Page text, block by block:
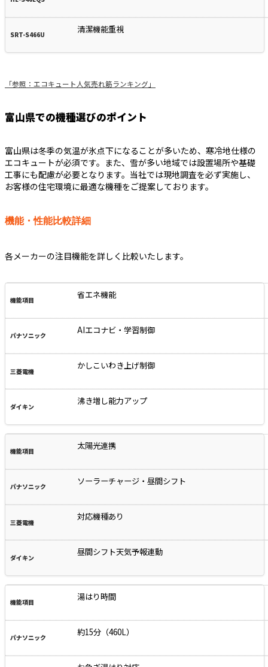
清潔機能重視
「参照：エコキュート人気売れ筋ランキング」
富山県での機種選びのポイント
富山県は冬季の気温が氷点下になることが多いため、寒冷地仕様の
エコキュートが必須です。また、雪が多い地域では設置場所や基礎
工事にも配慮が必要となります。当社では現地調査を必ず実施し、
お客様の住宅環境に最適な機種をご提案しております。
機能・性能比較詳細
各メーカーの注目機能を詳しく比較いたします。
省エネ機能
AIエコナビ・学習制御
かしこいわき上げ制御
沸き増し能力アップ
太陽光連携
ソーラーチャージ・昼間シフト
対応機種あり
昼間シフト天気予報連動
湯はり時間
約15分（460L）